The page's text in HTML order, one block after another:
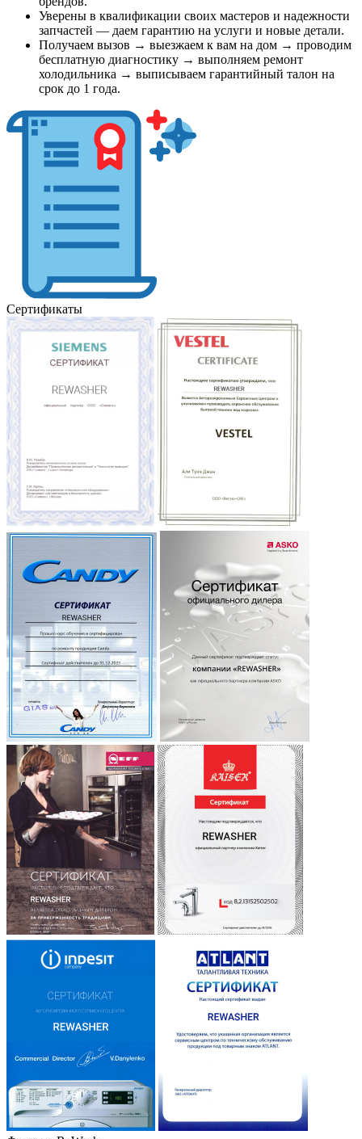
Уверены в квалификации своих мастеров и надежности
запчастей — даем гарантию на услуги и новые детали.
Получаем вызов → выезжаем к вам на дом → проводим
бесплатную диагностику → выполняем ремонт
холодильника → выписываем гарантийный талон на
срок до 1 года.
Сертификаты